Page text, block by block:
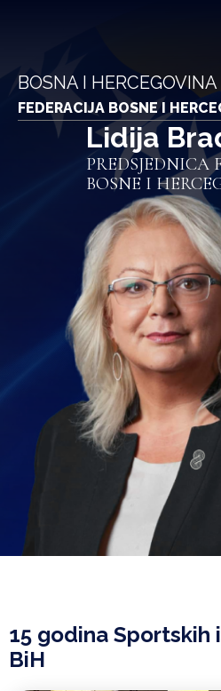
BOSNA I HERCEGOVINA
FEDERACIJA BOSNE I
Lidija
PREDSJEDNICA
BOSNE I
15 godina Sportskih
BiH